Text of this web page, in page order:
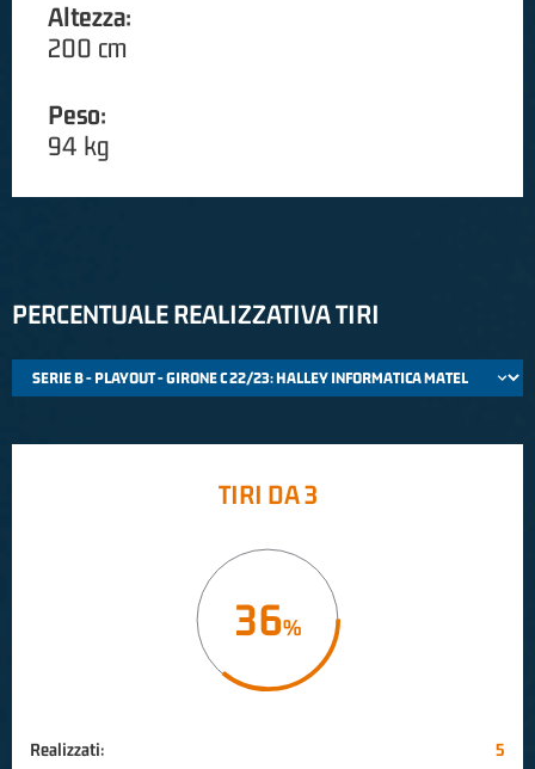
Altezza:
200 cm
Peso:
94 kg
PERCENTUALE REALIZZATIVA TIRI
TIRI DA 3
36
Realizzati:
5